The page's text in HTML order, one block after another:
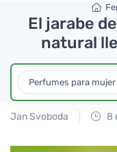
El jarabe
natural
Perfumes para mujer
Jan Svoboda 8